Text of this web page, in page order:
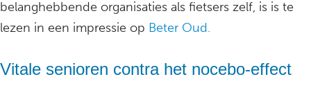
belanghebbende organisaties als fietsers zelf, is is te
lezen in een impressie op Beter Oud.
Vitale senioren contra het nocebo-effect